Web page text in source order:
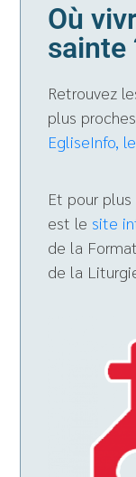
Où
sainte
Retrouvez
plus
EgliseInfo,
Et pour
est le site
de la
de la